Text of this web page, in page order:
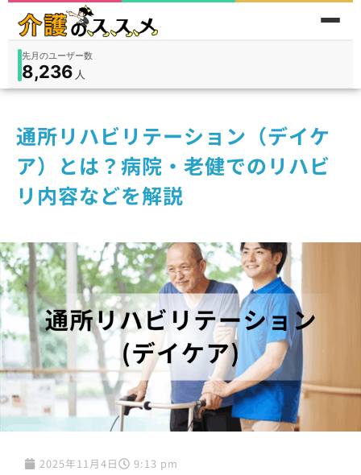
在宅9,360入所3,194
人
累計問い合わせ数
185件
通所リハビリテーション（デイケ
ア）とは？病院・老健でのリハビ
リ内容などを解説
2025年11月4日 9:13 pm